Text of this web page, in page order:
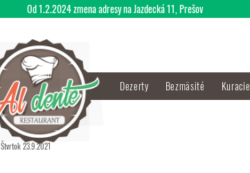
Štvrtok 23.9.2021
Dezerty Bezmäsité Kuracie
Od 1.2.2024 zmena adresy na Jazdecká 11, Prešov